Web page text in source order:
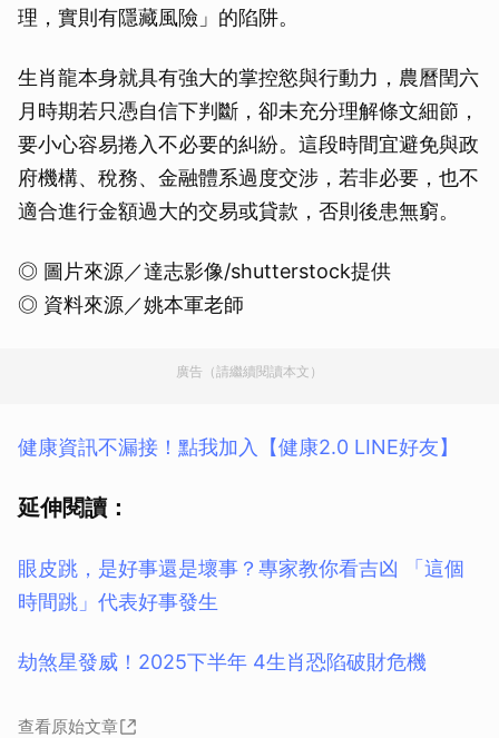
理，實則有隱藏風險」的陷阱。
生肖龍本身就具有強大的掌控慾與行動力，農曆閏六
月時期若只憑自信下判斷，卻未充分理解條文細節，
要小心容易捲入不必要的糾紛。這段時間宜避免與政
府機構、稅務、金融體系過度交涉，若非必要，也不
適合進行金額過大的交易或貸款，否則後患無窮。
◎ 圖片來源／達志影像/shutterstock提供
◎ 資料來源／姚本軍老師
廣告（請繼續閱讀本文）
健康資訊不漏接！點我加入【健康2.0 LINE好友】
延伸閱讀：
眼皮跳，是好事還是壞事？專家教你看吉凶 「這個
時間跳」代表好事發生
劫煞星發威！2025下半年 4生肖恐陷破財危機
查看原始文章